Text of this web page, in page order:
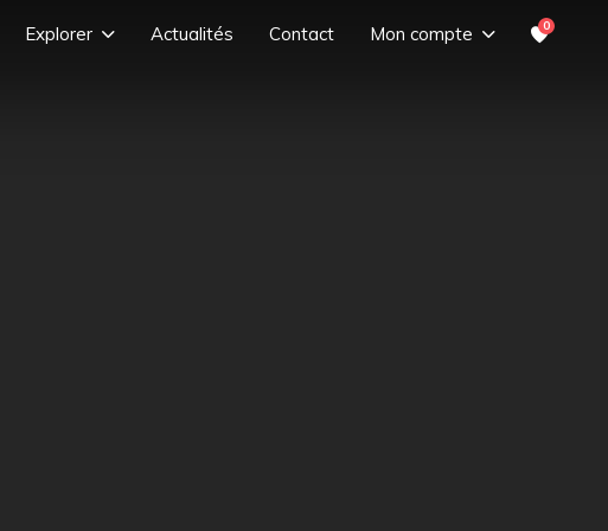
Explorer Actualités Contact Mon compte 0